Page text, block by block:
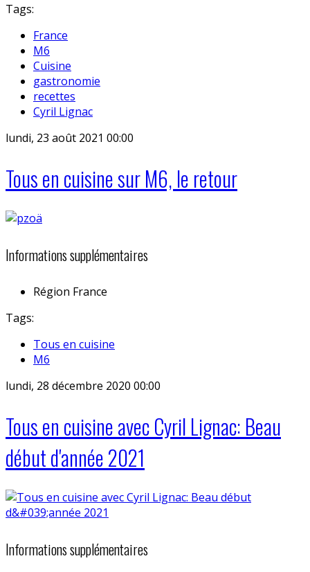
Tags:
France
M6
Cuisine
gastronomie
recettes
Cyril Lignac
lundi, 23 août 2021 00:00
Tous en cuisine sur M6, le retour
Informations supplémentaires
Région France
Tags:
Tous en cuisine
M6
lundi, 28 décembre 2020 00:00
Tous en cuisine avec Cyril Lignac: Beau
début d'année 2021
Informations supplémentaires